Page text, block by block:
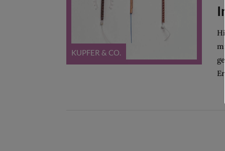
KUPFER & CO.